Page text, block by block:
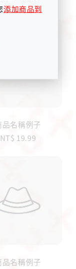
品名稱例子
NT$ 19.99
品名稱例子
添加商品到